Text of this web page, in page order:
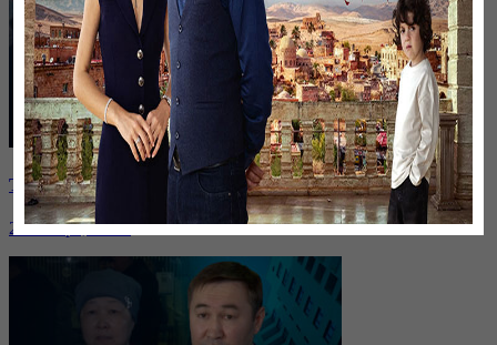
Таразда ТЭЦ қызметкерлері жалақы көтеруді талап етті
26 января, 19:36